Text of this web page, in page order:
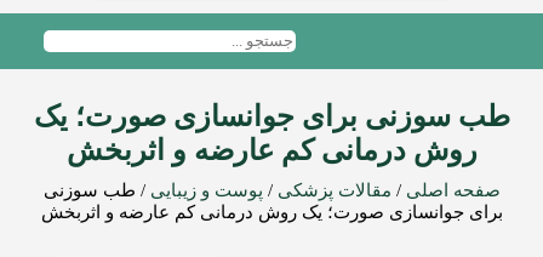
طب سوزنی برای جوانسازی صورت؛ یک
روش درمانی کم عارضه و اثربخش
صفحه اصلی / مقالات پزشکی / پوست و زیبایی / طب سوزنی
برای جوانسازی صورت؛ یک روش درمانی کم عارضه و اثربخش